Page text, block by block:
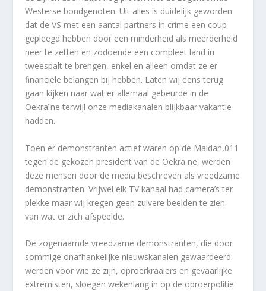
Westerse bondgenoten. Uit alles is duidelijk geworden
dat de VS met een aantal partners in crime een coup
gepleegd hebben door een minderheid als meerderheid
neer te zetten en zodoende een compleet land in
tweespalt te brengen, enkel en alleen omdat ze er
financiële belangen bij hebben. Laten wij eens terug
gaan kijken naar wat er allemaal gebeurde in de
Oekraïne terwijl onze mediakanalen blijkbaar vakantie
hadden.
Toen er demonstranten actief waren op de Maidan,011
tegen de gekozen president van de Oekraïne, werden
deze mensen door de media beschreven als vreedzame
demonstranten. Vrijwel elk TV kanaal had camera’s ter
plekke maar wij kregen geen zuivere beelden te zien
van wat er zich afspeelde.
De zogenaamde vreedzame demonstranten, die door
sommige onafhankelijke nieuwskanalen gewaardeerd
werden voor wie ze zijn, oproerkraaiers en gevaarlijke
extremisten, sloegen wekenlang in op de oproerpolitie